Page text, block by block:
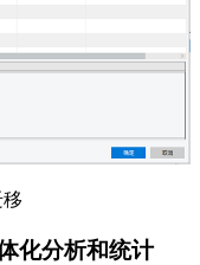
化分析和统计